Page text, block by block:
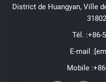
District de Huangyan, Ville
Tél. :+86-
E-mail :
Mobile :